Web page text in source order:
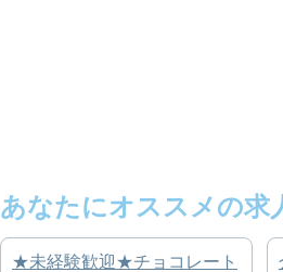
あなたにオススメの求
★未経験歓迎★チョコレート